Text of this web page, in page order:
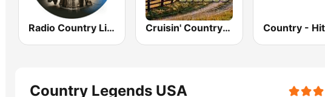
Radio Country Live Cruisin' Country Radio
Country Legends USA